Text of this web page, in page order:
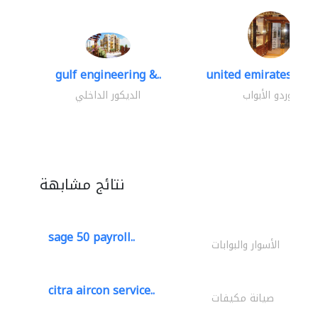
gulf engineering &..
الديكور الداخلي
united emirates
موردو الأبواب
نتائج مشابهة
sage 50 payroll.. الأسوار والبوابات
citra aircon service.. صيانة مكيفات